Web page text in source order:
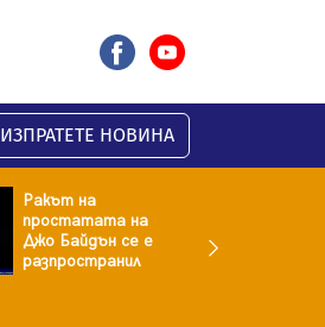
ИЗПРАТЕТЕ НОВИНА
Ракът на
простатата на
Джо Байдън се е
разпространил